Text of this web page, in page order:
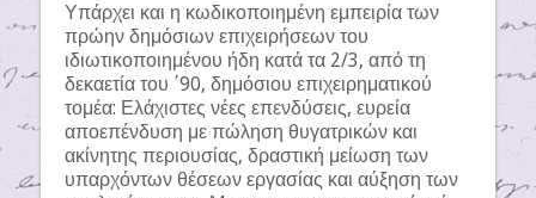
Υπάρχει και η κωδικοποιημένη εμπειρία των
πρώην δημόσιων επιχειρήσεων του
ιδιωτικοποιημένου ήδη κατά τα 2/3, από τη
δεκαετία του ΄90, δημόσιου επιχειρηματικού
τομέα: Ελάχιστες νέες επενδύσεις, ευρεία
αποεπένδυση με πώληση θυγατρικών και
ακίνητης περιουσίας, δραστική μείωση των
υπαρχόντων θέσεων εργασίας και αύξηση των